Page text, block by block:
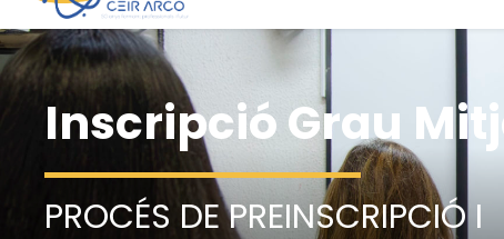
Inscripció Grau
PROCÉS DE PREINSCRIPCIÓ I